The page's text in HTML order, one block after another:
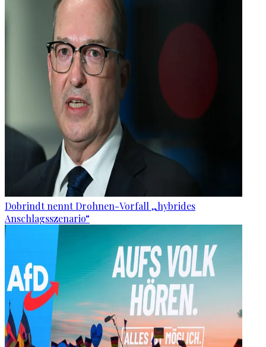
Dobrindt nennt Drohnen-Vorfall „hybrides
Anschlagsszenario“